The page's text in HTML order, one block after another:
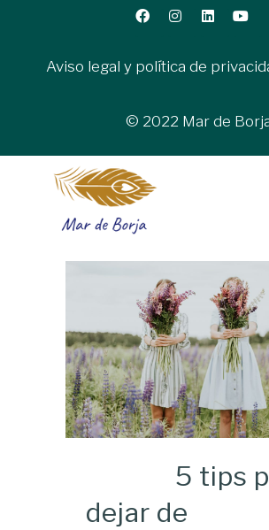
Aviso legal y política de
© 2022 Mar de
5 tips
dejar de